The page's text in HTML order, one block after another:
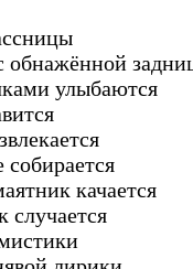
улыбаются
качается
случается